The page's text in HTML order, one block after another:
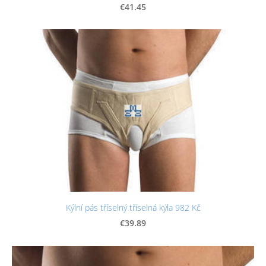
€41.45
Kýlní pás tříselný tříselná kýla 982 Kč
€39.89